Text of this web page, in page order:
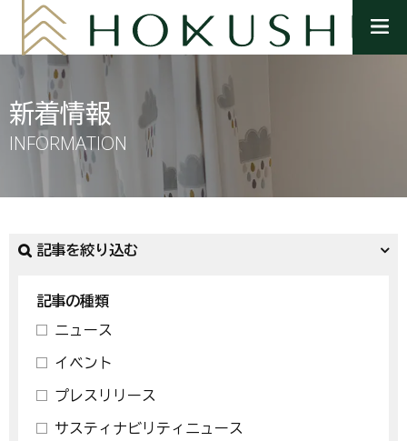
ニ
新着情報
INFORMATION
記事を絞り込む
記事の種類
ニュース
イベント
プレスリリース
サスティナビリティニュース